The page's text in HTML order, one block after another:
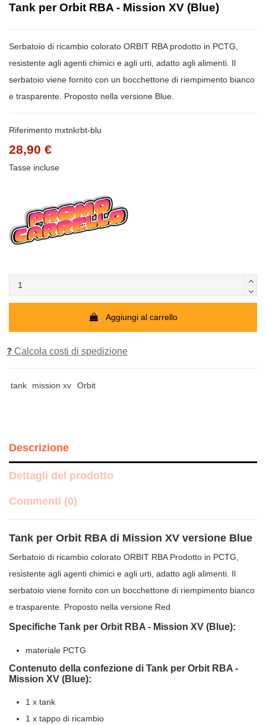
Tank per Orbit RBA - Mission XV (Blue)
Serbatoio di ricambio colorato ORBIT RBA prodotto in PCTG,
resistente agli agenti chimici e agli urti, adatto agli alimenti. Il
serbatoio viene fornito con un bocchettone di riempimento bianco
e trasparente. Proposto nella versione Blue.
Riferimento mxtnkrbt-blu
28,90 €
Tasse incluse
Aggiungi al carrello
❓ Calcola costi di spedizione
tank mission xv Orbit
Descrizione
Dettagli del prodotto
Commenti (0)
Tank per Orbit RBA di Mission XV versione Blue
Serbatoio di ricambio colorato ORBIT RBA Prodotto in PCTG,
resistente agli agenti chimici e agli urti, adatto agli alimenti. Il
serbatoio viene fornito con un bocchettone di riempimento bianco
e trasparente. Proposto nella versione Red
Specifiche Tank per Orbit RBA - Mission XV (Blue):
materiale PCTG
Contenuto della confezione di Tank per Orbit RBA -
Mission XV (Blue):
1 x tank
1 x tappo di ricambio